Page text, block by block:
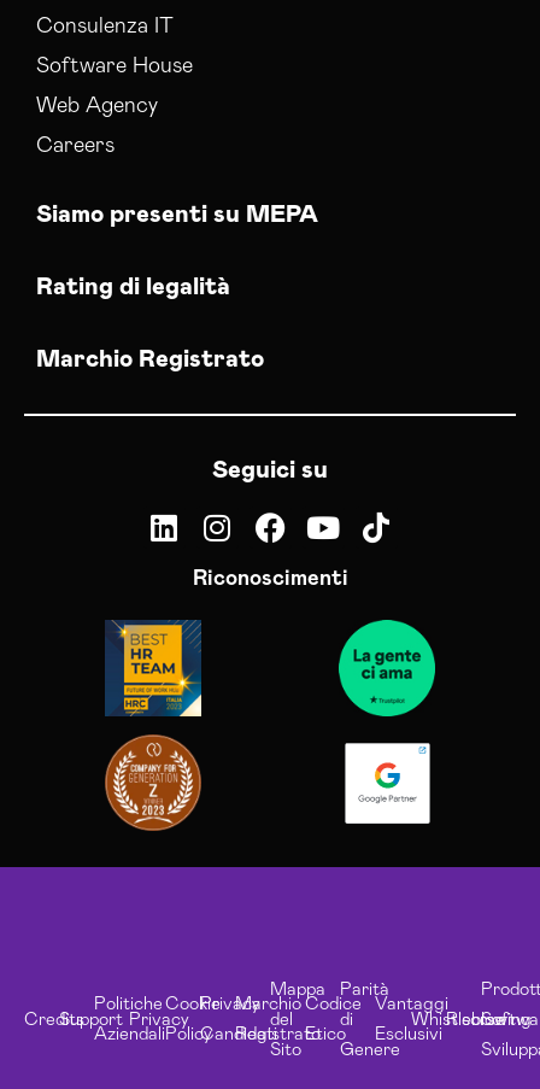
Consulenza IT
Software House
Web Agency
Careers
Siamo presenti su MEPA
Rating di legalità
Marchio Registrato
Seguici su
Riconoscimenti
CreditsSupport
Politiche
Aziendali
Privacy
Cookie
Policy
Privacy
Candidati
Marchio
Registrato
Mappa
del
Sito
Codice
Etico
Parità
di
Genere
Vantaggi
Esclusivi
Whistleblowing
Risorse